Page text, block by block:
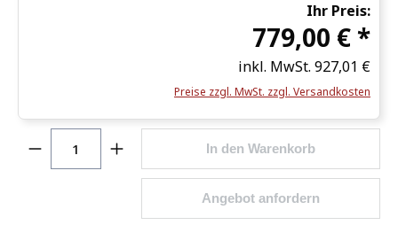
Ihr Preis:
779,00 € *
inkl. MwSt. 927,01 €
Preise zzgl. MwSt. zzgl. Versandkosten
Produkt Anzahl: Gib den gewünschten Wert
In den Warenkorb
Angebot anfordern